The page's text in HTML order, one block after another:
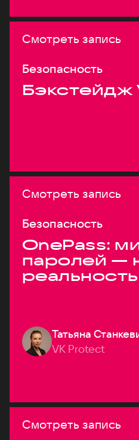
Смотреть запись
Безопасность
Бэкстейдж
Смотреть запись
Безопасность
OnePass:
паролей —
реальность
Татьяна
VK Protect
Смотреть запись